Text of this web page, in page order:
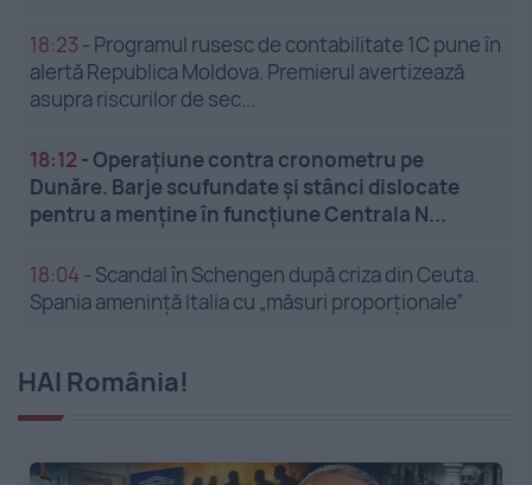
18:23 - Programul rusesc de contabilitate 1C pune în
alertă Republica Moldova. Premierul avertizează
asupra riscurilor de sec...
18:12 -Operațiune contra cronometru pe
Dunăre. Barje scufundate și stânci dislocate
pentru a menține în funcțiune Centrala N...
18:04 - Scandal în Schengen după criza din Ceuta.
Spania amenință Italia cu „măsuri proporționale”
HAI România!